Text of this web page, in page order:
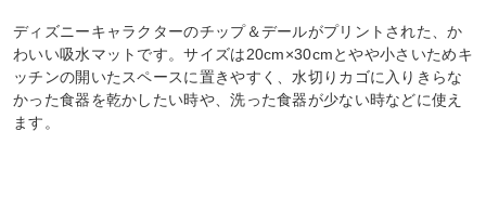
ディズニーキャラクターのチップ＆デールがプリントされた、か
わいい吸水マットです。サイズは20cm×30cmとやや小さいためキ
ッチンの開いたスペースに置きやすく、水切りカゴに入りきらな
かった食器を乾かしたい時や、洗った食器が少ない時などに使え
ます。